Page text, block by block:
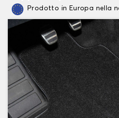
Prodotto in Europa nella